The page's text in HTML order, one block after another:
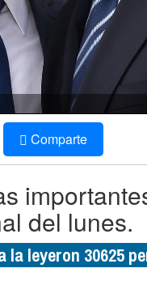
Comparte
del lunes.
la leyeron 30625